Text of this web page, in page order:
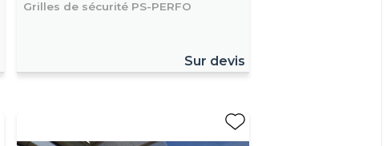
Grilles de sécurité PS-PERFO
Sur devis